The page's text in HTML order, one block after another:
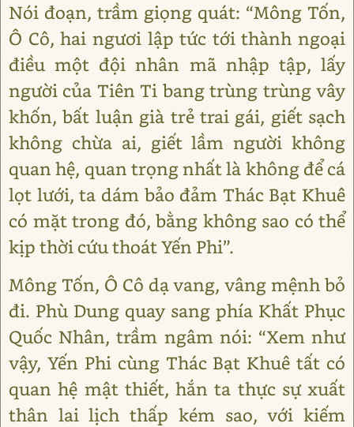
Nói đoạn, trầm giọng quát: “Mông Tốn,
Ô Cô, hai ngươi lập tức tới thành ngoại
điều một đội nhân mã nhập tập, lấy
người của Tiên Ti bang trùng trùng vây
khốn, bất luận già trẻ trai gái, giết sạch
không chừa ai, giết lầm người không
quan hệ, quan trọng nhất là không để cá
lọt lưới, ta dám bảo đảm Thác Bạt Khuê
có mặt trong đó, bằng không sao có thể
kịp thời cứu thoát Yến Phi”.
Mông Tốn, Ô Cô dạ vang, vâng mệnh bỏ
đi. Phù Dung quay sang phía Khất Phục
Quốc Nhân, trầm ngâm nói: “Xem như
vậy, Yến Phi cùng Thác Bạt Khuê tất có
quan hệ mật thiết, hắn ta thực sự xuất
thân lai lịch thấp kém sao, với kiếm